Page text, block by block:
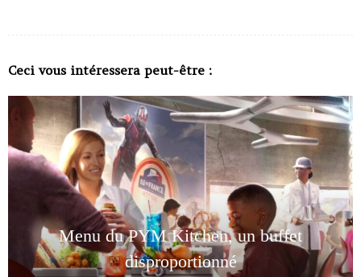
Ceci vous intéressera peut-être :
Menu du PYM Kitchen, un buffet
disproportionné